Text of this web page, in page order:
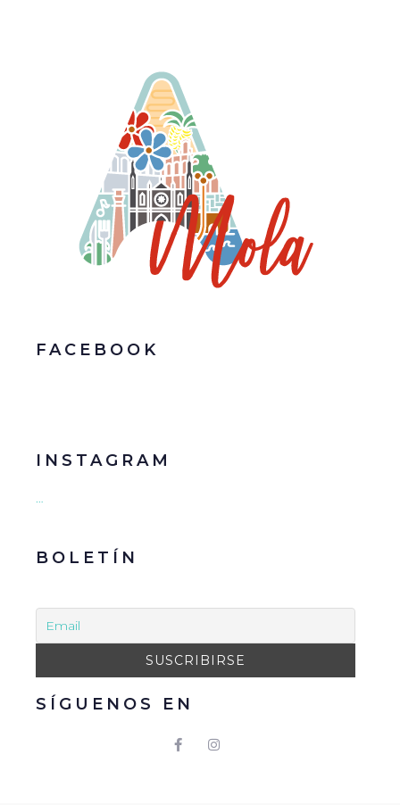
FACEBOOK
INSTAGRAM
BOLETÍN
SÍGUENOS EN